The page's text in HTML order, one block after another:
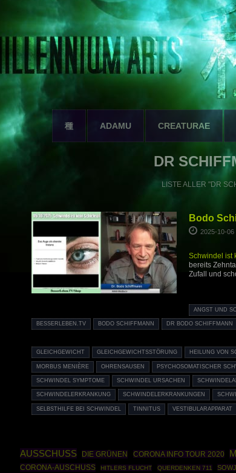
種 ADAMU CREATURAE
DR
LISTE ALLER "DR
Bodo
2025-10-06
Schwindel ist
bereits
Zufall und
ANGST UND
BESSERLEBEN.TV BODO SCHIFFMANN DR BODO SCHIFFMANN
GLEICHGEWICHT GLEICHGEWICHTSSTÖRUNG HEILUNG VON
MORBUS MENIÈRE OHRENSAUSEN PSYCHOSOMATISCHER
SCHWINDEL SYMPTOME SCHWINDEL URSACHEN
SCHWINDELERKRANKUNG SCHWINDELERKRANKUNGEN
SELBSTHILFE BEI SCHWINDEL TINNITUS VESTIBULARAPPARAT
AUSSCHUSS
DIE GRÜNEN CORONA INFO TOUR 2020
CORONA-AUSCHUSS
HITLERS FLUCHT QUERDENKEN 711